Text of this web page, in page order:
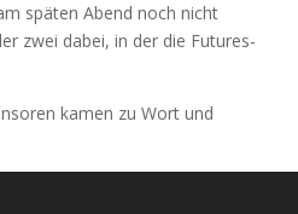
späten Abend noch nicht
zwei dabei, in der die Futures-
kamen zu Wort und